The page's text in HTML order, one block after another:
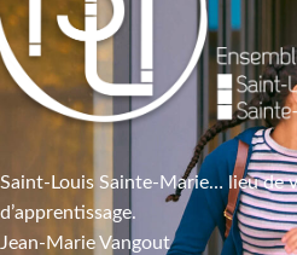
Saint-Louis Sainte-Marie… lieu de
d’apprentissage.
Jean-Marie Vangout